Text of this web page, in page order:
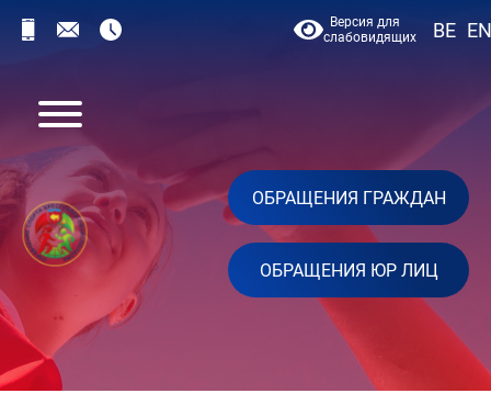
Версия для
слабовидящих
BE EN
ОБРАЩЕНИЯ ГРАЖДАН
ОБРАЩЕНИЯ ЮР ЛИЦ